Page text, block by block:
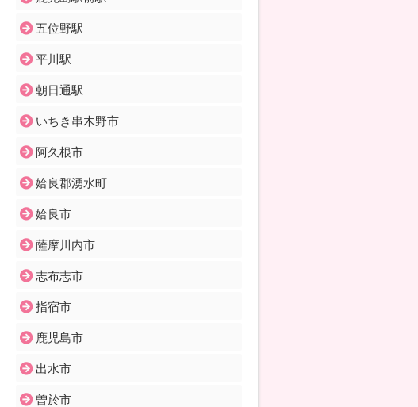
五位野駅
平川駅
朝日通駅
いちき串木野市
阿久根市
姶良郡湧水町
姶良市
薩摩川内市
志布志市
指宿市
鹿児島市
出水市
曽於市